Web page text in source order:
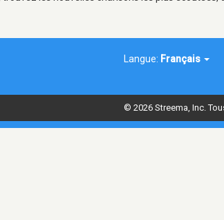
Langue: Français
© 2026 Streema, Inc.